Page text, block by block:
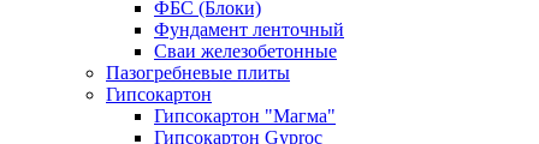
ФБС (Блоки)
Фундамент ленточный
Сваи железобетонные
Пазогребневые плиты
Гипсокартон
Гипсокартон "Магма"
Гипсокартон Gyproc